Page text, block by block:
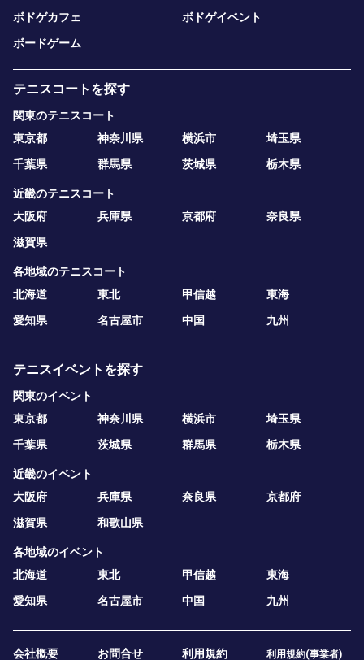
ボドゲカフェ
ボドゲイベント
ボードゲーム
テニスコートを探す
関東のテニスコート
東京都
神奈川県 横浜市
埼玉県
千葉県
群馬県 茨城県 栃木県
近畿のテニスコート
大阪府
兵庫県 京都府
奈良県
滋賀県
各地域のテニスコート
北海道
東北 甲信越
東海
愛知県
名古屋市 中国 九州
テニスイベントを探す
関東のイベント
東京都
神奈川県 横浜市
埼玉県
千葉県
茨城県 群馬県 栃木県
近畿のイベント
大阪府
兵庫県 奈良県
京都府
滋賀県
和歌山県
各地域のイベント
北海道
東北 甲信越
東海
愛知県
名古屋市 中国 九州
会社概要 お問合せ 利用規約 利用規約(事業者)